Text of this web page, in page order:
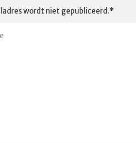
wordt niet gepubliceerd.*